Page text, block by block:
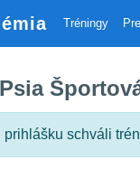
Tréningy
Psia
schváli